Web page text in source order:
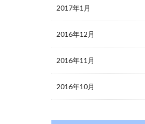
2017年1月
2016年12月
2016年11月
2016年10月